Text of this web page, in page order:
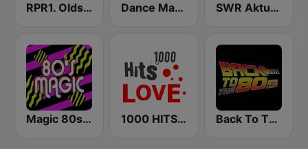
RPR1. Oldschool Hip-Hop Dance Machine SWR Aktuell
Magic 80s Florida 1000 HITS Love Back To The 80's Radio